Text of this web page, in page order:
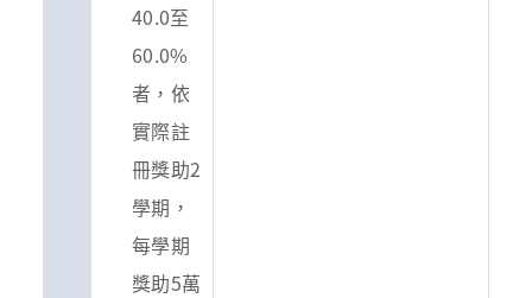
40.0至
60.0%
者，依
實際註
冊獎助2
學期，
每學期
獎助5萬